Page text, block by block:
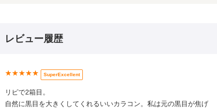
レビュー履歴
★★★★★ SuperExcellent
リピで2箱目。
自然に黒目を大きくしてくれるいいカラコン。私は元の黒目が焦げ